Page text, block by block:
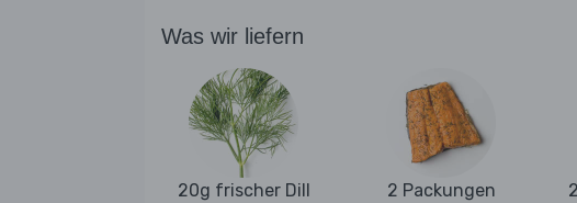
Was wir liefern
20g frischer Dill
2 Packungen